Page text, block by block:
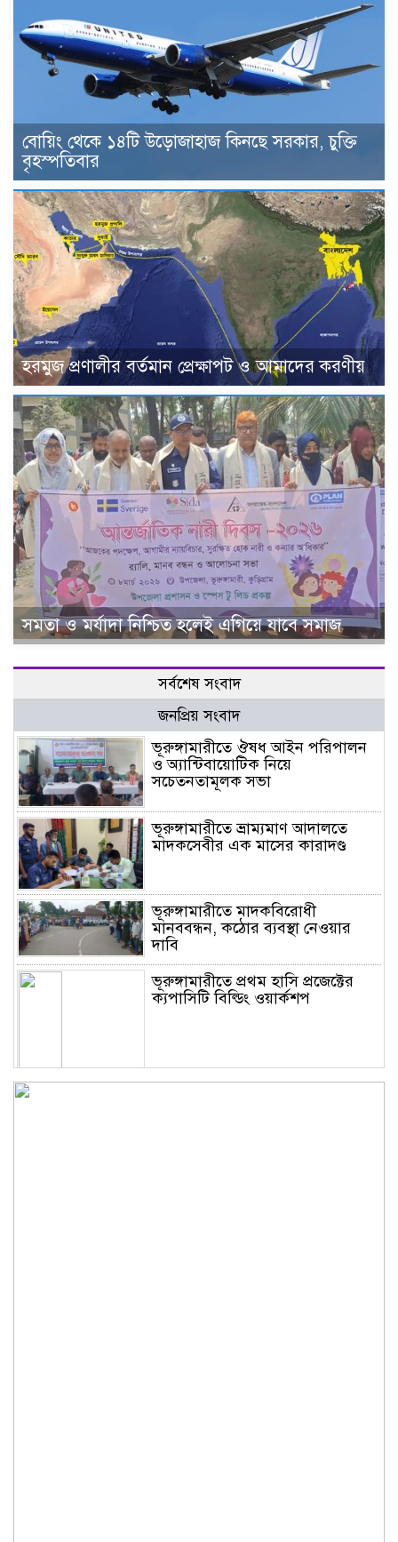
বোয়িং থেকে ১৪টি উড়োজাহাজ কিনছে সরকার, চুক্তি
বৃহস্পতিবার
হরমুজ প্রণালীর বর্তমান প্রেক্ষাপট ও আমাদের করণীয়
সমতা ও মর্যাদা নিশ্চিত হলেই এগিয়ে যাবে সমাজ
সর্বশেষ সংবাদ
জনপ্রিয় সংবাদ
ভূরুঙ্গামারীতে ঔষধ আইন পরিপালন
ও অ্যান্টিবায়োটিক নিয়ে
সচেতনতামূলক সভা
ভূরুঙ্গামারীতে ভ্রাম্যমাণ আদালতে
মাদকসেবীর এক মাসের কারাদণ্ড
ভূরুঙ্গামারীতে মাদকবিরোধী
মানববন্ধন, কঠোর ব্যবস্থা নেওয়ার
দাবি
ভূরুঙ্গামারীতে প্রথম হাসি প্রজেক্টের
ক্যপাসিটি বিল্ডিং ওয়ার্কশপ